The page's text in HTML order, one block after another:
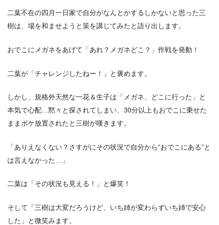
二葉不在の四月一日家で自分がなんとかするしかないと思った三
樹は、場を和ませようと策を講じてみたと語り出します。
おでこにメガネをあげて「あれ？メガネどこ？」作戦を発動！
二葉が「チャレンジしたねー！」と褒めます。
しかし、規格外天然な一花＆生子は「メガネ、どこに行った」と
本気で心配…黙々と探されてしまい、30分以上もおでこに乗せた
ままボケ放置されたと三樹が嘆きます。
「ありえなくない？さすがにその状況で自分から“おでこにある”と
は言えなかった…」
二葉は「その状況も見える！」と爆笑！
そして「三樹は大変だろうけど、いち姉が変わらずいち姉で安心
した」と微笑みます。